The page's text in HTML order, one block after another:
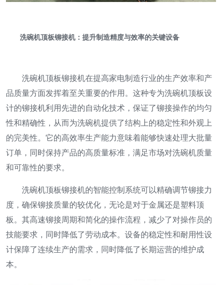
洗碗机顶板铆接机：提升制造精度与效率的关键设备
洗碗机顶板铆接机在提高家电制造行业的生产效率和产
品质量方面发挥着至关重要的作用。这种专为洗碗机顶板设
计的铆接机利用先进的自动化技术，保证了铆接操作的均匀
性和精确性，从而为洗碗机提供了结构上的稳定性和外观上
的完美性。它的高效率生产能力意味着能够快速处理大批量
订单，同时保持产品的高质量标准，满足市场对洗碗机质量
和可靠性的要求。
洗碗机顶板铆接机的智能控制系统可以精确调节铆接力
度，确保铆接质量的较优化，无论是对于金属还是塑料顶
板。其高速铆接周期和简化的操作流程，减少了对操作员的
技能要求，同时降低了劳动成本。设备的稳定性和耐用性设
计保障了连续生产的需求，同时降低了长期运营的维护成
本。